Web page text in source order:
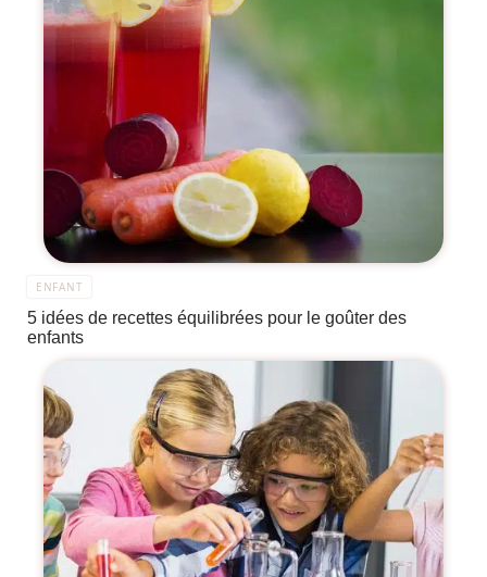
ENFANT
5 idées de recettes équilibrées pour le goûter des
enfants